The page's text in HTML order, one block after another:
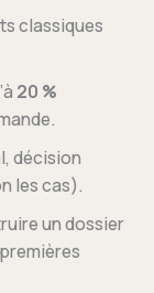
classiques
20 %
décision
les cas).
un dossier